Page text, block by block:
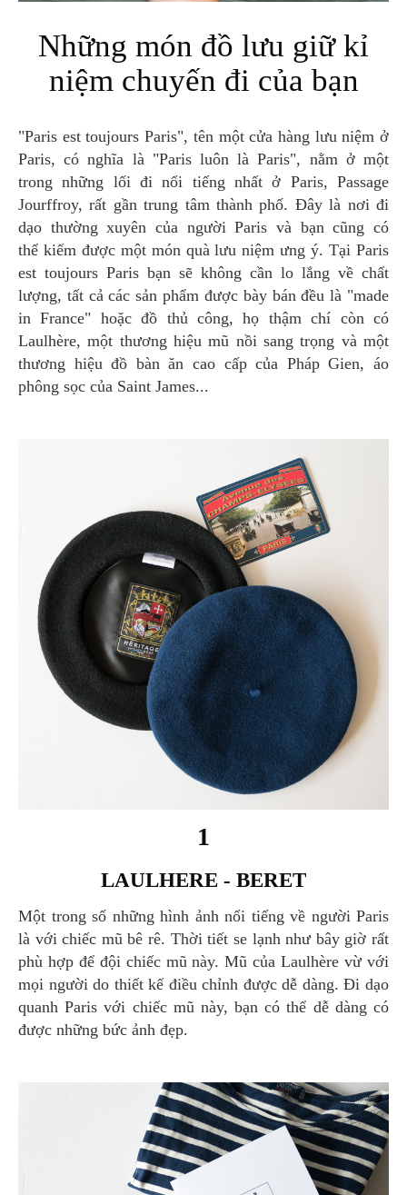
Những món đồ lưu giữ kỉ
niệm chuyến đi của bạn
"Paris est toujours Paris", tên một cửa hàng lưu niệm ở
Paris, có nghĩa là "Paris luôn là Paris", nằm ở một
trong những lối đi nổi tiếng nhất ở Paris, Passage
Jourffroy, rất gần trung tâm thành phố. Đây là nơi đi
dạo thường xuyên của người Paris và bạn cũng có
thể kiếm được một món quà lưu niệm ưng ý. Tại Paris
est toujours Paris bạn sẽ không cần lo lắng về chất
lượng, tất cả các sản phẩm được bày bán đều là "made
in France" hoặc đồ thủ công, họ thậm chí còn có
Laulhère, một thương hiệu mũ nồi sang trọng và một
thương hiệu đồ bàn ăn cao cấp của Pháp Gien, áo
phông sọc của Saint James...
1
LAULHERE - BERET
Một trong số những hình ảnh nổi tiếng về người Paris
là với chiếc mũ bê rê. Thời tiết se lạnh như bây giờ rất
phù hợp để đội chiếc mũ này. Mũ của Laulhère vừ với
mọi người do thiết kế điều chỉnh được dễ dàng. Đi dạo
quanh Paris với chiếc mũ này, bạn có thể dễ dàng có
được những bức ảnh đẹp.